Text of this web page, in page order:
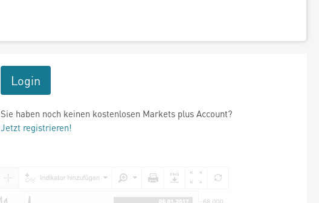
Login
Sie haben noch keinen kostenlosen Markets plus Account?
Jetzt registrieren!